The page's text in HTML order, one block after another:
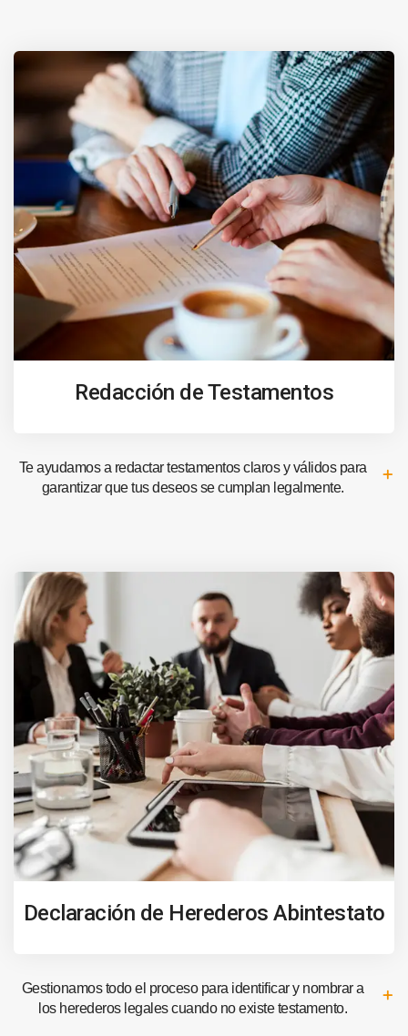
Redacción de Testamentos
Te ayudamos a redactar testamentos claros y válidos para
garantizar que tus deseos se cumplan legalmente.
Declaración de Herederos Abintestato
Gestionamos todo el proceso para identificar y nombrar a
los herederos legales cuando no existe testamento.